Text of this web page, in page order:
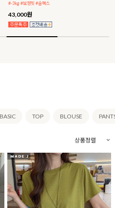
#-3kg #보정핏 #슬랙스
43,000원
TOP BLOUSE